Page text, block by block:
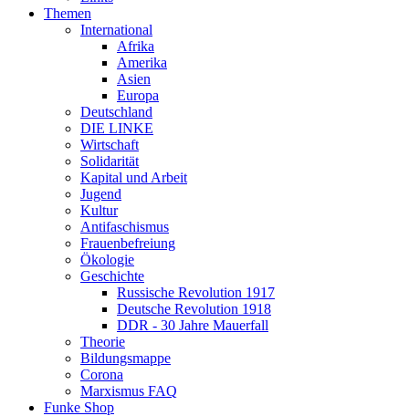
Themen
International
Afrika
Amerika
Asien
Europa
Deutschland
DIE LINKE
Wirtschaft
Solidarität
Kapital und Arbeit
Jugend
Kultur
Antifaschismus
Frauenbefreiung
Ökologie
Geschichte
Russische Revolution 1917
Deutsche Revolution 1918
DDR - 30 Jahre Mauerfall
Theorie
Bildungsmappe
Corona
Marxismus FAQ
Funke Shop